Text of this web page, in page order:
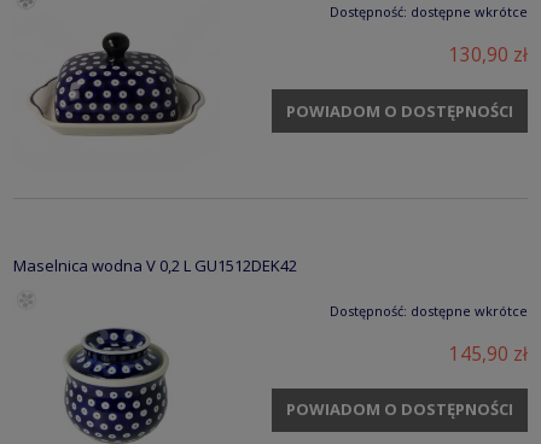
Dostępność: dostępne wkrótce
130,90 zł
POWIADOM O DOSTĘPNOŚCI
Maselnica wodna V 0,2 L GU1512DEK42
Dostępność: dostępne wkrótce
145,90 zł
POWIADOM O DOSTĘPNOŚCI